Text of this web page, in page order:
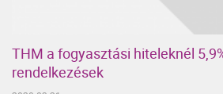
THM a fogyasztási hiteleknél
rendelkezések